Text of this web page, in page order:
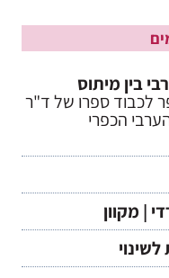
בין מיתוס
לכבוד ספרו של ד"ר
הכפרי
| מקוון